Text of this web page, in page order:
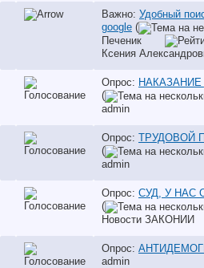
Важно: Удобный
google (
Печеник
Ксения
Опрос:
(
аdmin
Опрос: ТРУДОВОЙ
(
аdmin
Опрос: СУД, У НАС
(
Новости ЗАКОНИИ
Опрос:
аdmin